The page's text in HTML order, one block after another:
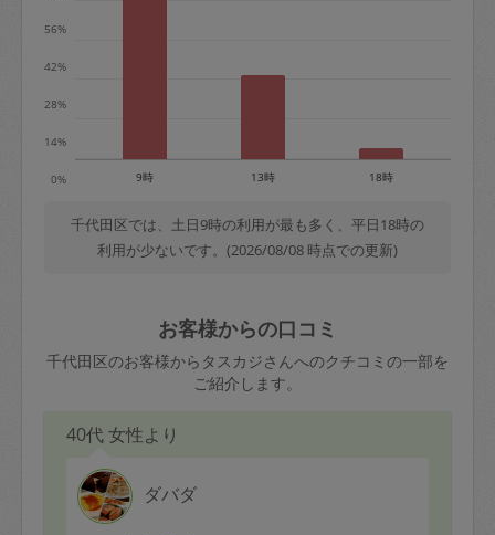
0%
14%
28%
42%
56%
9時 13時 18時
千代田区では、土日9時の利用が最も多く、平日18時の
利用が少ないです。(2026/08/08 時点での更新)
お客様からの口コミ
千代田区のお客様からタスカジさんへのクチコミの一部を
ご紹介します。
40代 女性より
ダバダ